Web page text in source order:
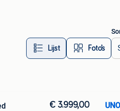
Lijst Foto’s
€ 3.999,00